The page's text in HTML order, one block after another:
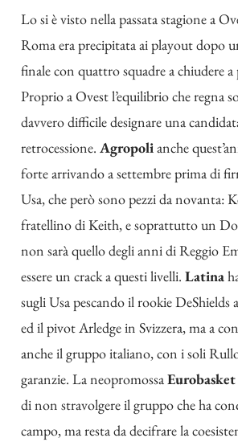
Lo si è visto nella passata stagione a
Roma era precipitata ai playout dopo
finale con quattro squadre a chiudere
Proprio a Ovest l’equilibrio che regna
davvero difficile designare una
retrocessione. Agropolianche
forte arrivando a settembre prima di
Usa, che però sono pezzi da novanta:
fratellino di Keith, e soprattutto un
non sarà quello degli anni di Reggio
essere un crack a questi livelli. Latina
sugli Usa pescando il rookie DeShields
ed il pivot Arledge in Svizzera, ma a
anche il gruppo italiano, con i soli
garanzie. La neopromossa
di non stravolgere il gruppo che ha
campo, ma resta da decifrare la